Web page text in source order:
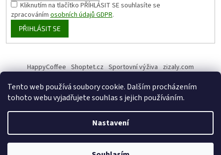
Tento web používá soubory cookie. Dalším procházením
tohoto webu vyjadřujete souhlas s jejich používáním.
Nastavení
Kliknutím na tlačítko PŘÍHLÁSIT SEsouhlasíte se
zpracovánímosobních údajů GDPR.
PŘIHLÁSIT SE
HappyCoffee Shoptet.cz Sportovní výživa zizaly.com
Copyright 2026HappyHemp. Všechna práva vyhrazena.Upravit